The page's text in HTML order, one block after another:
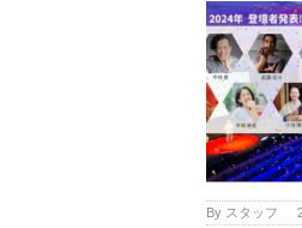
By スタッフ